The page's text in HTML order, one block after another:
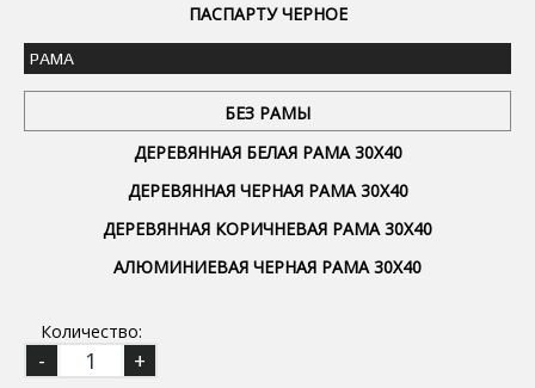
ПАСПАРТУ ЧЕРНОЕ
РАМА
БЕЗ РАМЫ
ДЕРЕВЯННАЯ БЕЛАЯ РАМА 30Х40
ДЕРЕВЯННАЯ ЧЕРНАЯ РАМА 30Х40
ДЕРЕВЯННАЯ КОРИЧНЕВАЯ РАМА 30Х40
АЛЮМИНИЕВАЯ ЧЕРНАЯ РАМА 30Х40
Количество: